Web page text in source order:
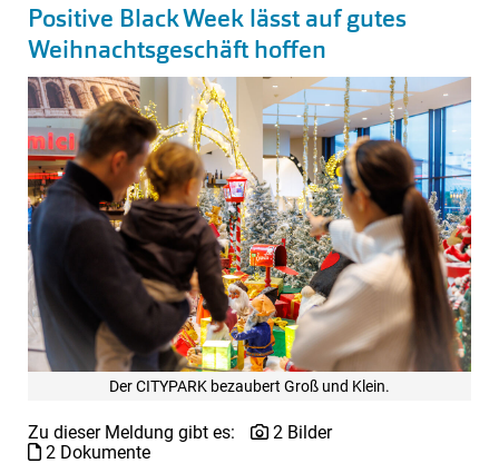
Positive Black Week lässt auf gutes
Weihnachtsgeschäft hoffen
Der CITYPARK bezaubert Groß und Klein.
Zu dieser Meldung gibt es:
2 Bilder
2 Dokumente